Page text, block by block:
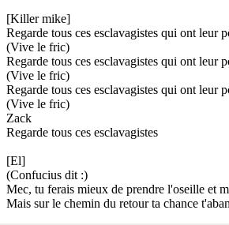
[Killer mike]
Regarde tous ces esclavagistes qui ont leur
(Vive le fric)
Regarde tous ces esclavagistes qui ont leur
(Vive le fric)
Regarde tous ces esclavagistes qui ont leur
(Vive le fric)
Zack
Regarde tous ces esclavagistes
[El]
(Confucius dit :)
Mec, tu ferais mieux de prendre l'oseille et
Mais sur le chemin du retour ta chance